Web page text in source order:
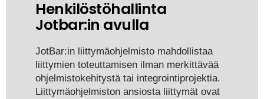
Henkilöstöhallinta
Jotbar:in avulla
JotBar:in liittymäohjelmisto mahdollistaa
liittymien toteuttamisen ilman merkittävää
ohjelmistokehitystä tai integrointiprojektia.
Liittymäohjelmiston ansiosta liittymät ovat